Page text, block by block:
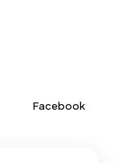
Facebook